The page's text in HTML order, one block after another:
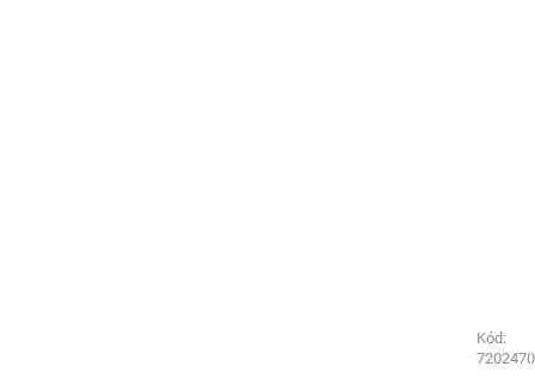
Kód:
Kód: